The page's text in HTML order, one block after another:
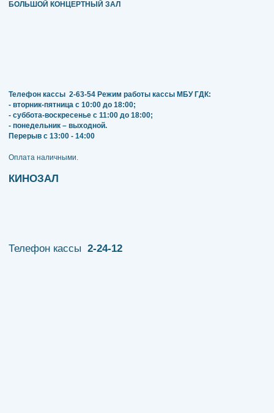
БОЛЬШОЙ КОНЦЕРТНЫЙ ЗАЛ
Телефон кассы 2-63-54 Режим работы кассы МБУ ГДК:
- вторник-пятница с 10:00 до 18:00;
- суббота-воскресенье с 11:00 до 18:00;
- понедельник – выходной.
Перерыв с 13:00 - 14:00
​​​​​​​Оплата наличными.
КИНОЗАЛ
Телефон кассы 2-24-12